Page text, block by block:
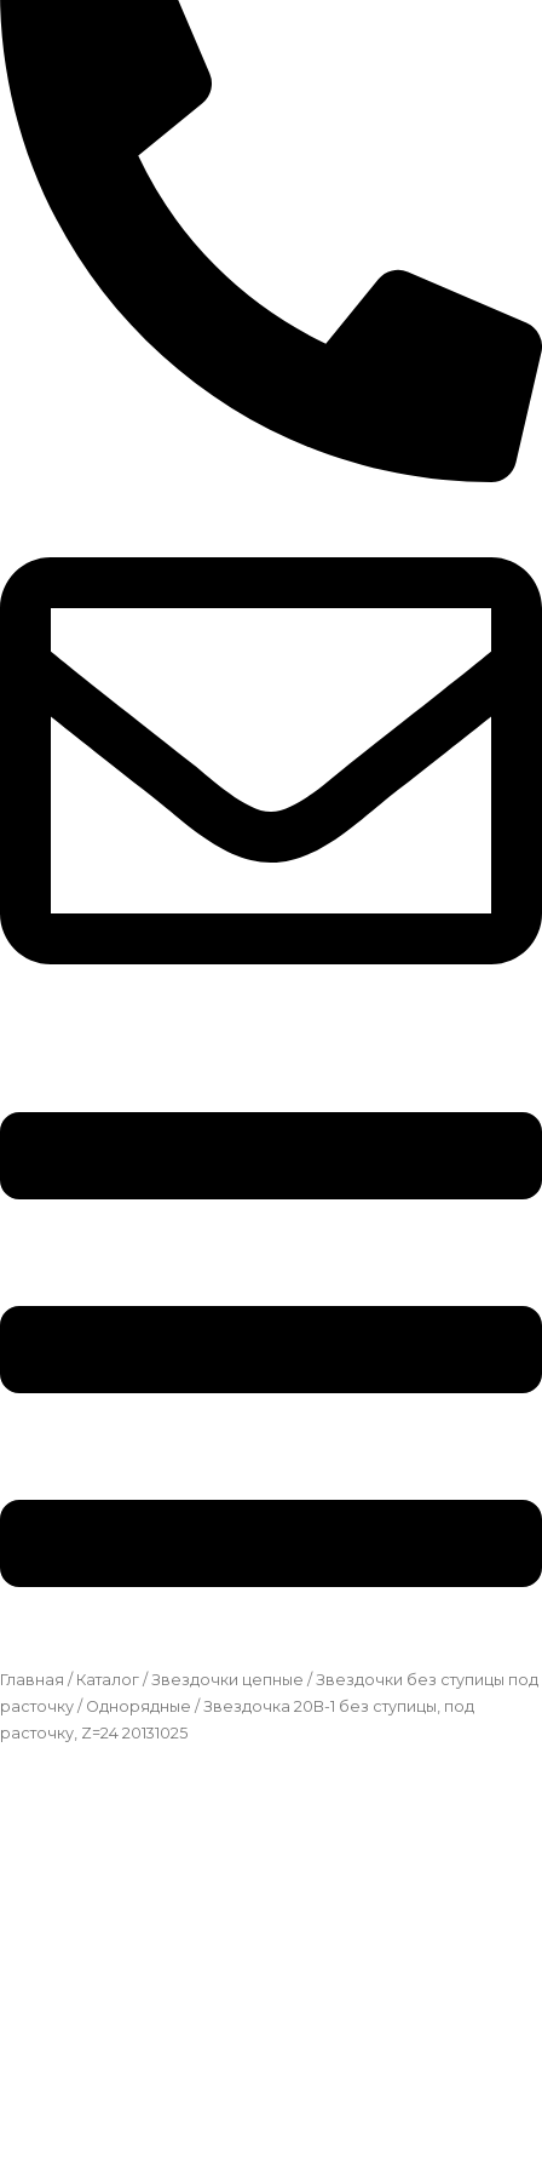
Главная / Каталог / Звездочки цепные / Звездочки без ступицы под
расточку / Однорядные / Звездочка 20B-1 без ступицы, под
расточку, Z=24 20131025